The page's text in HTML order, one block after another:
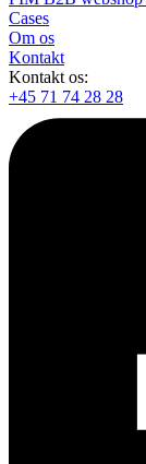
Cases
Om os
Kontakt
Kontakt os:
+45 71 74 28 28